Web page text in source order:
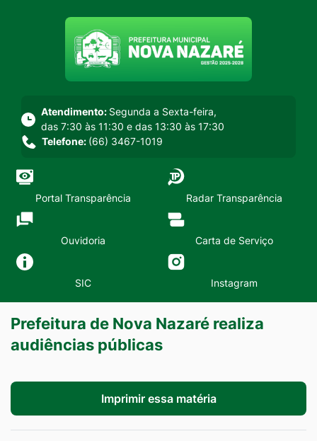
Seção do menu principal
Atendimento: Segunda a Sexta-feira,
das 7:30 às 11:30 e das 13:30 às 17:30
Telefone: (66) 3467-1019
Portal Transparência Radar Transparência
Ouvidoria Carta de Serviço
SIC Instagram
Prefeitura de Nova Nazaré realiza
audiências públicas
Imprimir essa matéria